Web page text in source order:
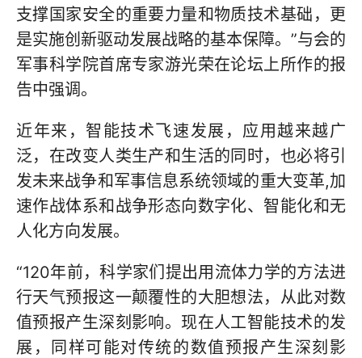
支撑国家安全的重要力量和物质技术基础，更
是实施创新驱动发展战略的基本保障。”与会的
军事科学院首席专家游光荣在论坛上所作的报
告中强调。
近年来，智能技术飞速发展，应用越来越广
泛，在改变人类生产和生活的同时，也必将引
发未来战争和军事信息系统领域的重大变革,加
速作战体系和战争形态向数字化、智能化和无
人化方向发展。
“120年前，科学家们提出用流体力学的方法进
行天气预报这一颠覆性的大胆想法，从此对数
值预报产生深刻影响。现在人工智能技术的发
展，同样可能对传统的数值预报产生深刻影